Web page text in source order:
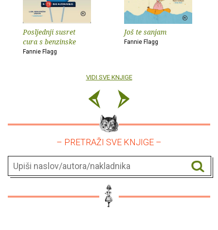
Posljednji susret
cura s benzinske
Fannie Flagg
Još te sanjam
Fannie Flagg
VIDI SVE KNJIGE
– PRETRAŽI SVE KNJIGE –